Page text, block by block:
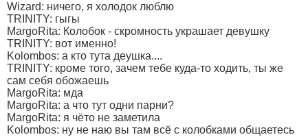
Wizard: ничего, я холодок люблю
TRINITY: гыгы
MargoRita: Колобок - скромность украшает девушку
TRINITY: вот именно!
Kolombos: а кто тута деушка....
TRINITY: кроме того, зачем тебе куда-то ходить, ты же
сам себя обожаешь
MargoRita: мда
MargoRita: а что тут одни парни?
MargoRita: я чёто не заметила
Kolombos: ну не наю вы там всё с колобками общаетесь